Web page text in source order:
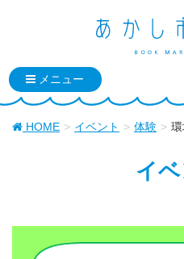
HOME イベント 体験
イベ